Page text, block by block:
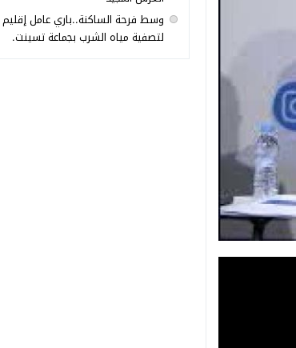
وسط فرحة الساكنة..باري عامل
لتصفية مياه الشرب بجماعة تسينت.